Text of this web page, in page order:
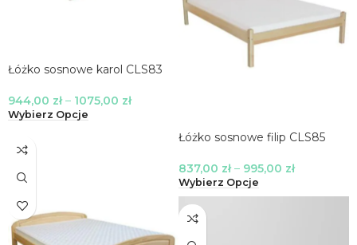
Łóżko sosnowe karol CLS83
944,00 zł– 1075,00 zł
Wybierz Opcje
Łóżko sosnowe filip CLS85
837,00 zł– 995,00 zł
Wybierz Opcje